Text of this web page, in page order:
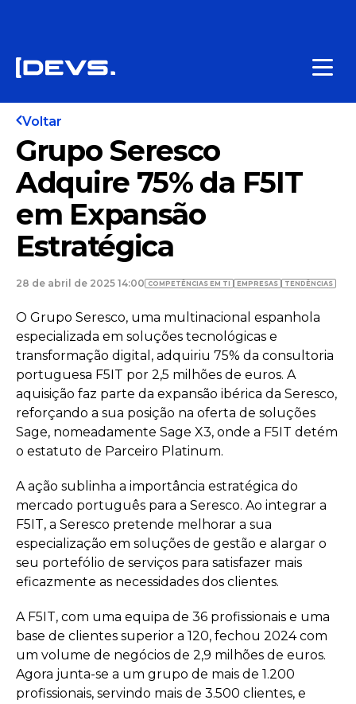
Voltar
Grupo Seresco
Adquire 75% da F5IT
em Expansão
Estratégica
28 de abril de 2025 14:00 COMPETÊNCIAS EM TI EMPRESAS TENDÊNCIAS
O Grupo Seresco, uma multinacional espanhola
especializada em soluções tecnológicas e
transformação digital, adquiriu 75% da consultoria
portuguesa F5IT por 2,5 milhões de euros. A
aquisição faz parte da expansão ibérica da Seresco,
reforçando a sua posição na oferta de soluções
Sage, nomeadamente Sage X3, onde a F5IT detém
o estatuto de Parceiro Platinum.
A ação sublinha a importância estratégica do
mercado português para a Seresco. Ao integrar a
F5IT, a Seresco pretende melhorar a sua
especialização em soluções de gestão e alargar o
seu portefólio de serviços para satisfazer mais
eficazmente as necessidades dos clientes.
A F5IT, com uma equipa de 36 profissionais e uma
base de clientes superior a 120, fechou 2024 com
um volume de negócios de 2,9 milhões de euros.
Agora junta-se a um grupo de mais de 1.200
profissionais, servindo mais de 3.500 clientes, e